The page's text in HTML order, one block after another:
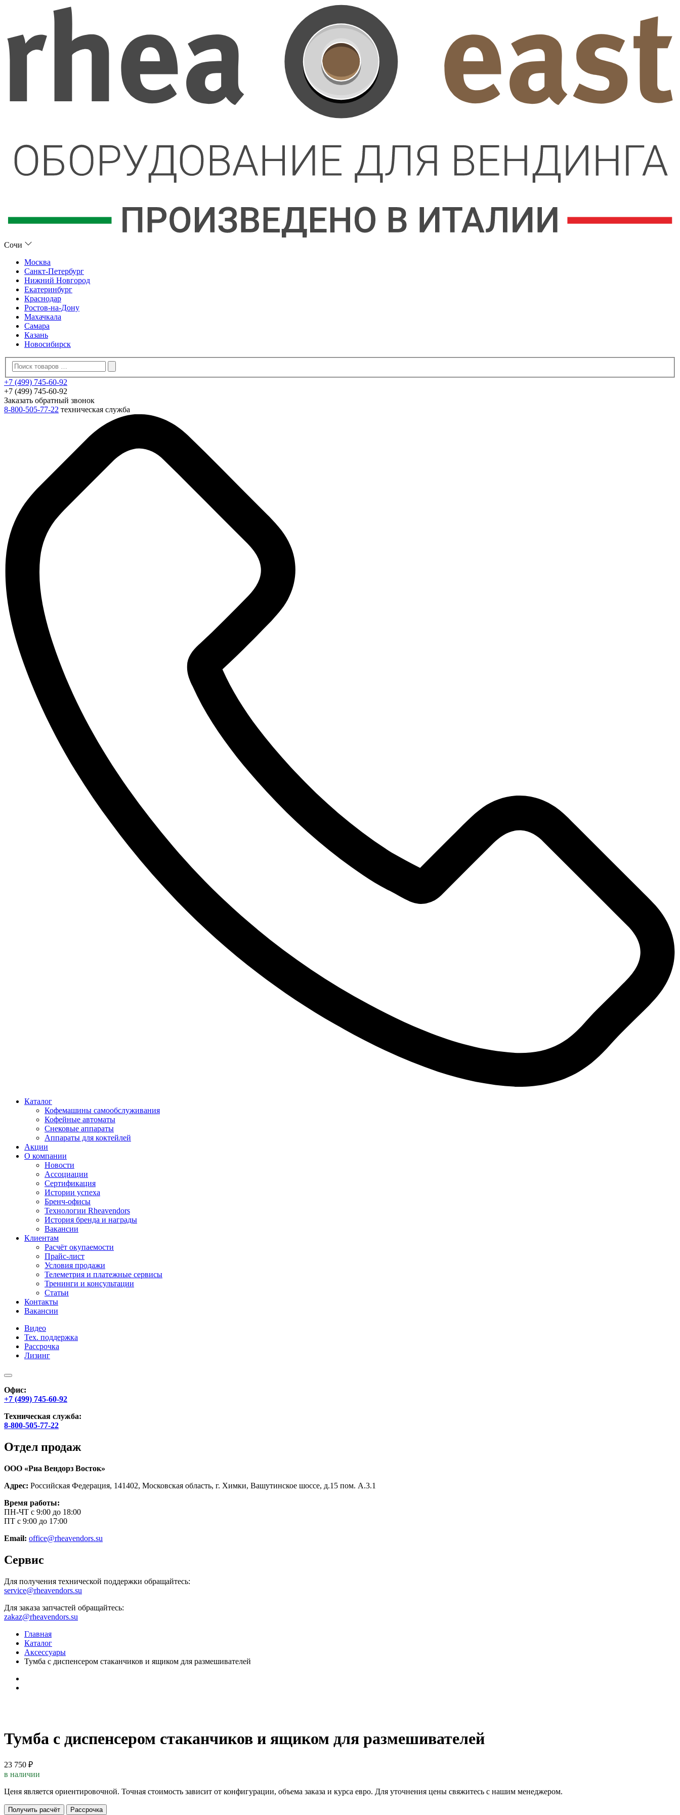
Сочи
Москва
Санкт-Петербург
Нижний Новгород
Екатеринбург
Краснодар
Ростов-на-Дону
Махачкала
Самара
Казань
Новосибирск
+7 (499) 745-60-92
+7 (499) 745-60-92
Заказать обратный звонок
8-800-505-77-22 техническая служба
Каталог
Кофемашины самообслуживания
Кофейные автоматы
Снековые аппараты
Аппараты для коктейлей
Акции
О компании
Новости
Ассоциации
Сертификация
Истории успеха
Бренч-офисы
Технологии Rheavendors
История бренда и награды
Вакансии
Клиентам
Расчёт окупаемости
Прайс-лист
Условия продажи
Телеметрия и платежные сервисы
Тренинги и консультации
Статьи
Контакты
Вакансии
Видео
Тех. поддержка
Рассрочка
Лизинг
Офис:
+7 (499) 745-60-92
Техническая служба:
8-800-505-77-22
Отдел продаж
ООО «Риа Вендорз Восток»
Адрес: Российская Федерация, 141402, Московская область, г. Химки, Вашутинское шоссе, д.15 пом. А.3.1
Время работы:
ПН-ЧТ с 9:00 до 18:00
ПТ с 9:00 до 17:00
Email: office@rheavendors.su
Сервис
Для получения технической поддержки обращайтесь:
service@rheavendors.su
Для заказа запчастей обращайтесь:
zakaz@rheavendors.su
Главная
Каталог
Аксессуары
Тумба с диспенсером стаканчиков и ящиком для размешивателей
Тумба с диспенсером стаканчиков и ящиком для размешивателей
23 750 ₽
в наличии
Ценя является ориентировочной. Точная стоимость зависит от конфигурации, объема заказа и курса евро. Для уточнения цены свяжитесь с нашим менеджером.
Получить расчёт Рассрочка